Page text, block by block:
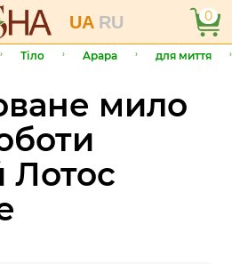
UA RU 0
Тіло Apapa для миття
мило
Лотос